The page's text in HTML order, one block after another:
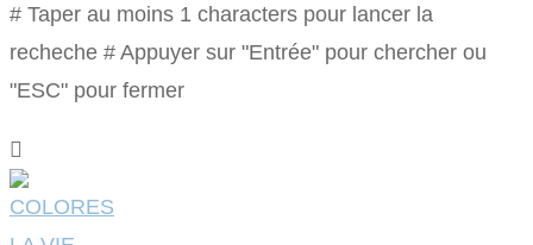
# Taper au moins 1 characters pour lancer la
recheche # Appuyer sur "Entrée" pour chercher ou
"ESC" pour fermer